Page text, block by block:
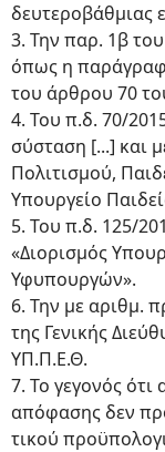
δευτεροβάθμιας
3. Την παρ. 1β
όπως η
του άρθρου 70
4. Του π.δ. 70/
σύσταση [...] και
Πολιτισμού,
Υπουργείο
5. Του π.δ. 125/
«Διορισμός
Υφυπουργών».
6. Την με αριθμ.
της Γενικής
ΥΠ.Π.Ε.Θ.
7. Το γεγονός ότι
απόφασης δεν
τικού